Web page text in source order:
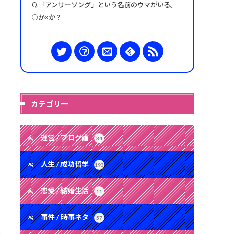
Q.「アンサーソング」という名前のウマがいる。
○か×か？
カテゴリー
運営 / ブログ論 34
人生 / 成功哲学 193
恋愛 / 結婚生活 11
事件 / 時事ネタ 57